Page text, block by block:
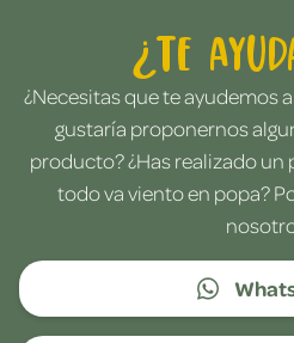
¿Te
¿Necesitas que te ayudemos
gustaría proponernos
producto? ¿Has realizado un
todo va viento en popa?